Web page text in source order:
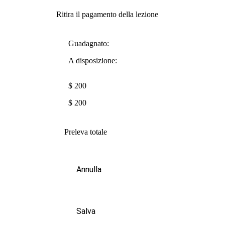
Ritira il pagamento della lezione
Guadagnato:
A disposizione:
$ 200
$ 200
Preleva totale
Annulla
Salva